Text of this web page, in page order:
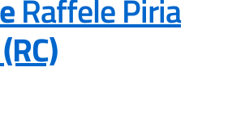
Raffele Piria
— Visita la